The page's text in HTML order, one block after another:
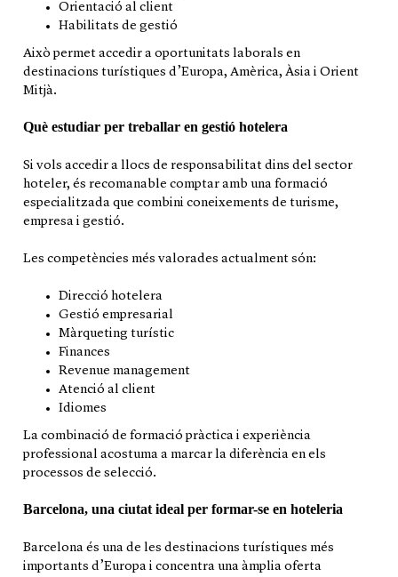
Orientació al client
Habilitats de gestió
Això permet accedir a oportunitats laborals en
destinacions turístiques d’Europa, Amèrica, Àsia i Orient
Mitjà.
Què estudiar per treballar en gestió hotelera
Si vols accedir a llocs de responsabilitat dins del sector
hoteler, és recomanable comptar amb una formació
especialitzada que combini coneixements de turisme,
empresa i gestió.
Les competències més valorades actualment són:
Direcció hotelera
Gestió empresarial
Màrqueting turístic
Finances
Revenue management
Atenció al client
Idiomes
La combinació de formació pràctica i experiència
professional acostuma a marcar la diferència en els
processos de selecció.
Barcelona, una ciutat ideal per formar-se en hoteleria
Barcelona és una de les destinacions turístiques més
importants d’Europa i concentra una àmplia oferta